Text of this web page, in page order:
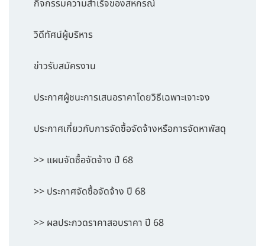
กิจกรรมความสำเร็จของสหกรณ์
วิดีทัศน์ผู้บริหาร
ข่าวรับสมัครงาน
ประกาศผู้ชนะการเสนอราคาโดยวิธีเฉพาะเจาะจง
ประกาศเกี่ยวกับการจัดซื้อจัดจ้างหรือการจัดหาพัสดุ
>> แผนจัดซื้อจัดจ้าง ปี 68
>> ประกาศจัดซื้อจัดจ้าง ปี 68
>> ผลประกวดราคาสอบราคา ปี 68